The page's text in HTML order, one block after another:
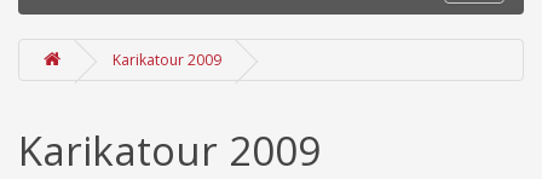
Karikatour 2009
Karikatour 2009